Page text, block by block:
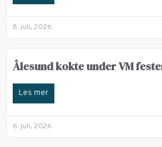
8. juli, 2026
Ålesund kokte under VM
Les mer
6. juli, 2026